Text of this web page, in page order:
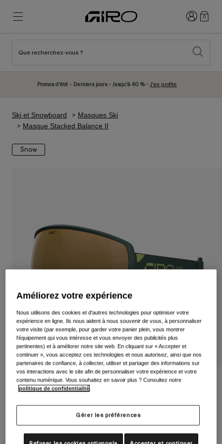
Nouveautés
Casques
Casques Vélo Route
Chaussures
Chaussures Vélo Route
Chaussures Gravel
Voir tout
Vêtements
Vêtements Vélo Route
Vêtements VTT
Voir tout
Nouveautés
Casques
Ski
Snowboard
Avec verres interchangeables
Femme
Verre de remplacement
Voir tout
Casques
Masques
Connexion
0
Que recherchez-vous ?
Promos d'été - Derniers jours - Jusqu'à 40 % - J'en profite
Ski et Snowboard
Masques Ski
Masque Stacked Balance II
Snow
Masque Stacked Balance II
149,95 €
Améliorez votre expérience
Nous utilisons des cookies et d'autres technologies pour optimiser votre
expérience en ligne. Ils nous aident à nous souvenir de vous, à personnaliser
votre visite (par exemple, pour garder votre panier plein, vous montrer
l'équipement qui vous intéresse et vous envoyer des publicités plus
pertinentes) et à améliorer notre site web. En cliquant sur « Accepter et
continuer », vous acceptez ces technologies et nous autorisez, ainsi que nos
partenaires de confiance, à collecter, utiliser et partager des informations sur
vos interactions avec le site afin de personnaliser votre expérience et votre
contenu numérique. Vous souhaitez en savoir plus ? Consultez notre
politique de confidentialité.
Gérer les préférences